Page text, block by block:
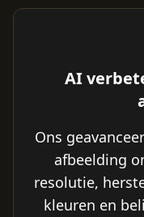
AI
Ons
afbeelding
resolutie,
kleuren en